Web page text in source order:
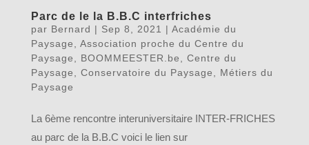
Parc de le la B.B.C interfriches
par Bernard | Sep 8, 2021 | Académie du
Paysage, Association proche du Centre du
Paysage, BOOMMEESTER.be, Centre du
Paysage, Conservatoire du Paysage, Métiers du
Paysage
La 6ème rencontre interuniversitaire INTER-FRICHES
au parc de la B.B.C voici le lien sur